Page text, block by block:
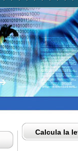
Calcula la